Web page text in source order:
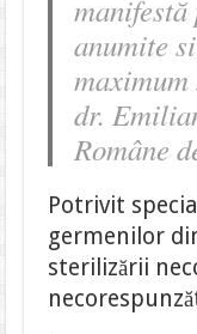
anumite
dr.
Române
Potrivit
germenilor
sterilizării